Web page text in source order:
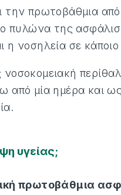
την πρωτοβάθμια
πυλώνα της
νοσηλεία σε
από μία ημέρα και
υγείας;
πρωτοβάθμια